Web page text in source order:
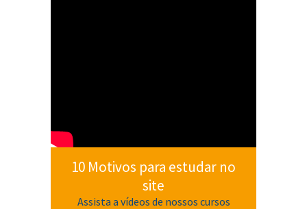
10 Motivos para estudar no
site
Assista a vídeos de nossos cursos